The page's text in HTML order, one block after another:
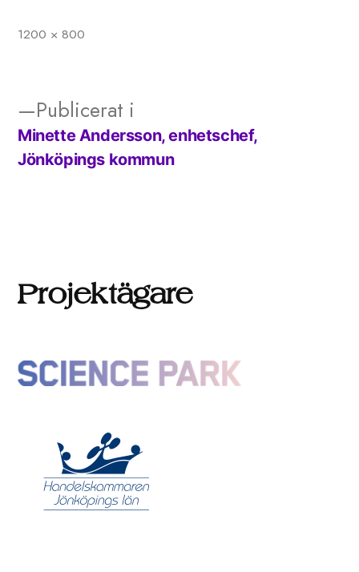
Full
1200 × 800
Inläggsnavigering
Publicerat i
Minette Andersson, enhetschef,
Jönköpings kommun
Projektägare